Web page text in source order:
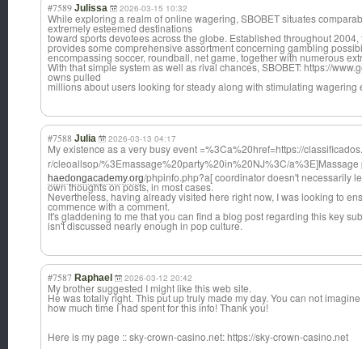
#7589 Julissa 2026-03-15 10:32
While exploring a realm of online wagering, SBOBET situates
extremely esteemed destinations
toward sports devotees across the globe. Established throughout 2004,
provides some comprehensive assortment concerning gambling
encompassing soccer, roundball, net game, together with numerous
With that simple system as well as rival chances, SBOBET: https://
owns pulled
millions about users looking for steady along with stimulating wagering
#7588 Julia 2026-03-13 04:17
My existence as a very busy event =%3Ca%20href=https://classific
r/cleoallsop/%3Emassage%20party%20in%20NJ%3C/a%3E]Massage
haedongacademy.org/phpinfo.php?a[ coordinator doesn't necessarily
own thoughts on posts, in most cases.
Nevertheless, having already visited here right now, I was looking to
commence with a comment.
It's gladdening to me that you can find a blog post regarding this key
isn't discussed nearly enough in pop culture.
#7587 Raphael 2026-03-12 20:42
My brother suggested I might like this web site.
He was totally right. This put up truly made my day. You can not
how much time I had spent for this info! Thank you!
Here is my page :: sky-crown-casino.net: https://sky-crown-casino.net